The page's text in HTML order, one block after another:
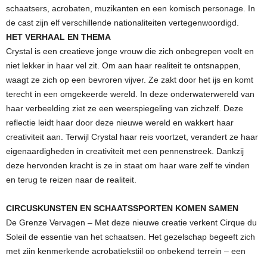
schaatsers, acrobaten, muzikanten en een komisch personage. In
de cast zijn elf verschillende nationaliteiten vertegenwoordigd.
HET VERHAAL EN THEMA
Crystal is een creatieve jonge vrouw die zich onbegrepen voelt en
niet lekker in haar vel zit. Om aan haar realiteit te ontsnappen,
waagt ze zich op een bevroren vijver. Ze zakt door het ijs en komt
terecht in een omgekeerde wereld. In deze onderwaterwereld van
haar verbeelding ziet ze een weerspiegeling van zichzelf. Deze
reflectie leidt haar door deze nieuwe wereld en wakkert haar
creativiteit aan. Terwijl Crystal haar reis voortzet, verandert ze haar
eigenaardigheden in creativiteit met een pennenstreek. Dankzij
deze hervonden kracht is ze in staat om haar ware zelf te vinden
en terug te reizen naar de realiteit.
CIRCUSKUNSTEN EN SCHAATSSPORTEN KOMEN SAMEN
De Grenze Vervagen – Met deze nieuwe creatie verkent Cirque du
Soleil de essentie van het schaatsen. Het gezelschap begeeft zich
met zijn kenmerkende acrobatiekstijl op onbekend terrein – een